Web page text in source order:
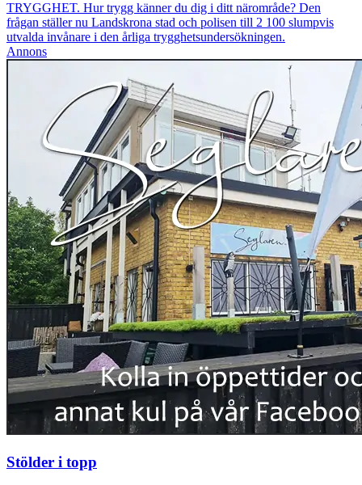
TRYGGHET. Hur trygg känner du dig i ditt närområde? Den
frågan ställer nu Landskrona stad och polisen till 2 100 slumpvis
utvalda invånare i den årliga trygghetsundersökningen.
Annons
Stölder i topp